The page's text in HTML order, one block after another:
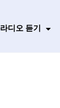
라디오 듣기